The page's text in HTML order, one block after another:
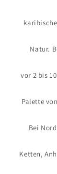
Natur.
vor 2 bis
Palette
Bei
Ketten,